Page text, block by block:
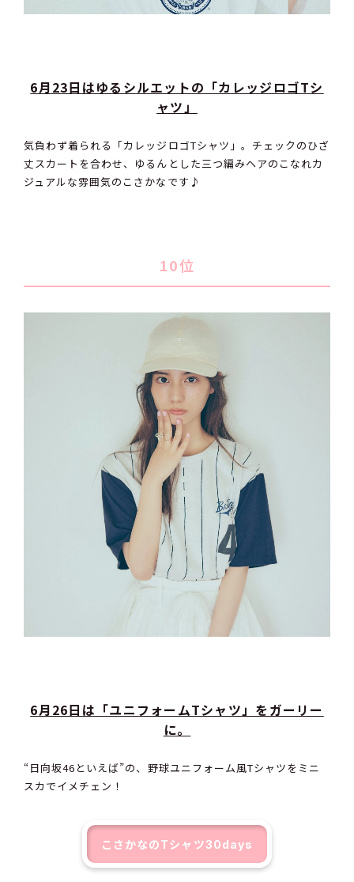
6月23日はゆるシルエットの「カレッジロゴTシ
ャツ」
気負わず着られる「カレッジロゴTシャツ」。チェックのひざ
丈スカートを合わせ、ゆるんとした三つ編みヘアのこなれカ
ジュアルな雰囲気のこさかなです♪
10位
6月26日は「ユニフォームTシャツ」をガーリー
に。
“日向坂46といえば”の、野球ユニフォーム風Tシャツをミニ
スカでイメチェン！
こさかなのTシャツ30days